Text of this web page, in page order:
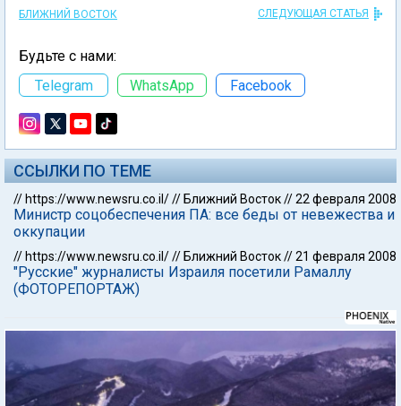
БЛИЖНИЙ ВОСТОК СЛЕДУЮЩАЯ СТАТЬЯ
Будьте с нами:
Telegram
WhatsApp Facebook
ССЫЛКИ ПО ТЕМЕ
// https://www.newsru.co.il/// Ближний Восток//22 февраля 2008
Министр соцобеспечения ПА: все беды от невежества и
оккупации
// https://www.newsru.co.il/// Ближний Восток//21 февраля 2008
"Русские" журналисты Израиля посетили Рамаллу
(ФОТОРЕПОРТАЖ)